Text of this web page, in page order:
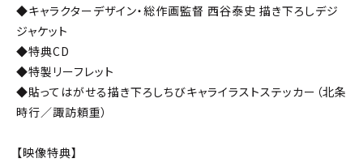
◆キャラクターデザイン・総作画監督 西谷泰史 描き下ろしデジ
ジャケット
◆特典CD
◆特製リーフレット
◆貼ってはがせる描き下ろしちびキャライラストステッカー（北条
時行／諏訪頼重）
【映像特典】